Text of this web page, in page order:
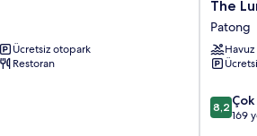
Ücretsiz otopark
Restoran
Lunar
Patong
Patong
The
Patong
Havuz
10
8,2
169